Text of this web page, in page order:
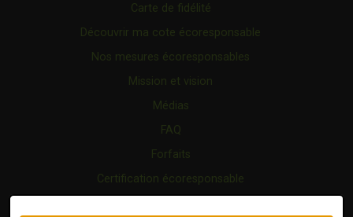
Carte de fidélité
Découvrir ma cote écoresponsable
Nos mesures écoresponsables
Mission et vision
Médias
FAQ
Forfaits
Certification écoresponsable